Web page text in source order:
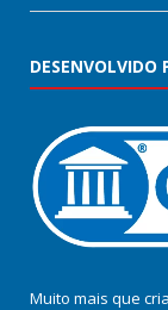
DESENVOLVIDO
Muito mais que